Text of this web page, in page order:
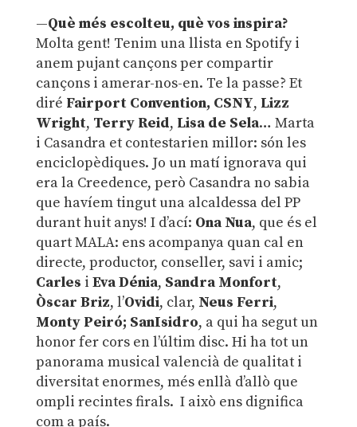
—Què més escolteu, què vos inspira?
Molta gent! Tenim una llista en Spotify i
anem pujant cançons per compartir
cançons i amerar-nos-en. Te la passe? Et
diré Fairport Convention, CSNY, Lizz
Wright, Terry Reid, Lisa de Sela… Marta
i Casandra et contestarien millor: són les
enciclopèdiques. Jo un matí ignorava qui
era la Creedence, però Casandra no sabia
que havíem tingut una alcaldessa del PP
durant huit anys! I d’ací: Ona Nua, que és el
quart MALA: ens acompanya quan cal en
directe, productor, conseller, savi i amic;
Carles i Eva Dénia, Sandra Monfort,
Òscar Briz, l’Ovidi, clar, Neus Ferri,
Monty Peiró; SanIsidro, a qui ha segut un
honor fer cors en l’últim disc. Hi ha tot un
panorama musical valencià de qualitat i
diversitat enormes, més enllà d’allò que
ompli recintes firals. I això ens dignifica
com a país.